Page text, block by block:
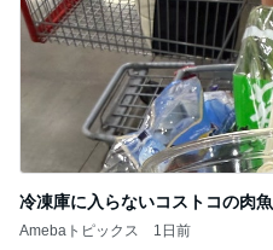
冷凍庫に入らないコストコの肉魚
Amebaトピックス 1日前